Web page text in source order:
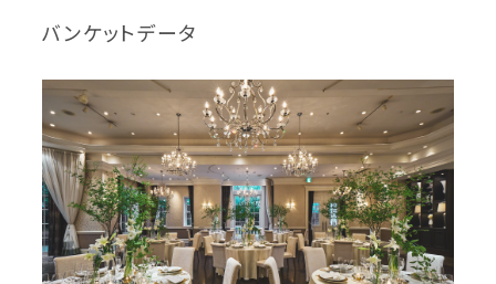
バンケットデータ